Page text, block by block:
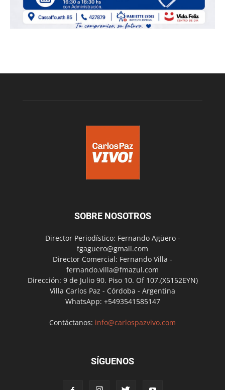
SOBRE NOSOTROS
Director Periodístico: Fernando Agüero -
fgaguero@gmail.com
Director Comercial: Fernando Villa -
fernando.villa@fmazul.com
Dirección: 9 de Julio 90. Piso 10. Of 107.(X5152EYN)
Villa Carlos Paz - Córdoba - Argentina
WhatsApp: +5493541585147
Contáctanos: info@carlospazvivo.com
SÍGUENOS